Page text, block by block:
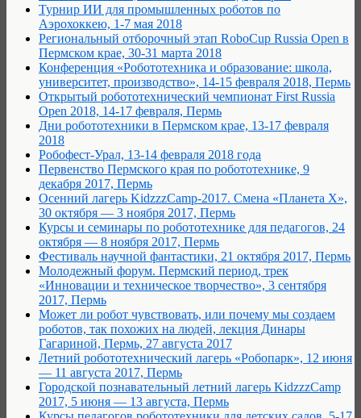
Турнир ИИ для промышленных роботов по
Аэрохоккею, 1-7 мая 2018
Региональный отборочный этап RoboCup Russia Open в
Пермском крае, 30-31 марта 2018
Конференция «Робототехника и образование: школа,
университет, производство», 14-15 февраля 2018, Пермь
Открытый робототехнический чемпионат First Russia
Open 2018, 14-17 февраля, Пермь
Дни робототехники в Пермском крае, 13-17 февраля
2018
Робофест-Урал, 13-14 февраля 2018 года
Первенство Пермского края по робототехнике, 9
декабря 2017, Пермь
Осенний лагерь KidzzzCamp-2017. Смена «Планета Х»,
30 октября — 3 ноября 2017, Пермь
Курсы и семинары по робототехнике для педагогов, 24
октября — 8 ноября 2017, Пермь
Фестиваль научной фантастики, 21 октября 2017, Пермь
Молодежный форум. Пермский период, трек
«Инновации и техническое творчество», 3 сентября
2017, Пермь
Может ли робот чувствовать, или почему мы создаем
роботов, так похожих на людей, лекция Динары
Гагариной, Пермь, 27 августа 2017
Летний робототехнический лагерь «Робопарк», 12 июня
— 11 августа 2017, Пермь
Городской познавательный летний лагерь KidzzzCamp
2017, 5 июня — 13 августа, Пермь